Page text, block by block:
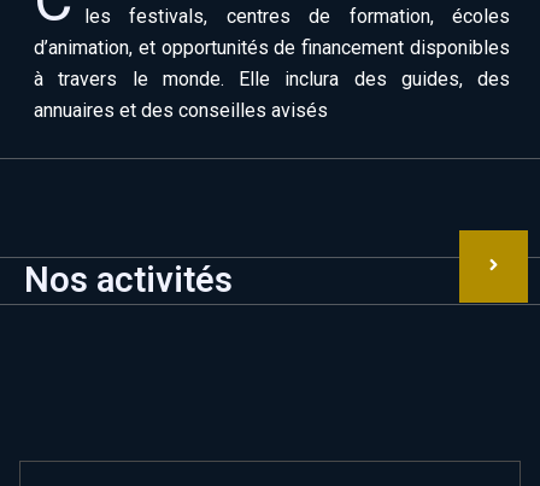
les festivals, centres de formation, écoles
d’animation, et opportunités de financement disponibles
à travers le monde. Elle inclura des guides, des
annuaires et des conseilles avisés
Nos activités